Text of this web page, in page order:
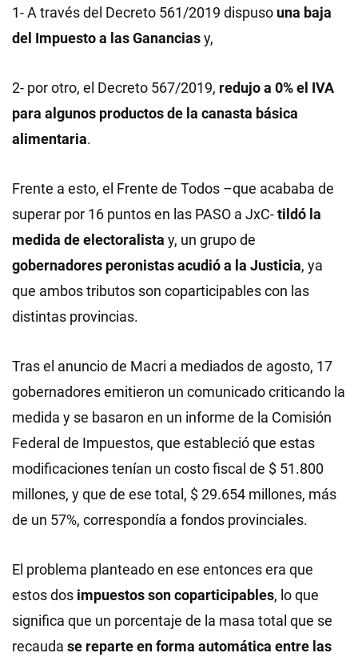
1- A través del Decreto 561/2019 dispuso una baja
del Impuesto a las Gananciasy,
2- por otro, el Decreto 567/2019, redujo a 0% el IVA
para algunos productos de la canasta básica
alimentaria.
Frente a esto, el Frente de Todos –que acababa de
superar por 16 puntos en las PASO a JxC-tildó la
medida de electoralista y, un grupo de
gobernadores peronistas acudió a la Justicia, ya
que ambos tributos son coparticipables con las
distintas provincias.
Tras el anuncio de Macri a mediados de agosto, 17
gobernadores emitieron un comunicado criticando la
medida y se basaron en un informe de la Comisión
Federal de Impuestos, que estableció que estas
modificaciones tenían un costo fiscal de $ 51.800
millones, y que de ese total, $ 29.654 millones, más
de un 57%, correspondía a fondos provinciales.
El problema planteado en ese entonces era que
estos dos impuestos son coparticipables, lo que
significa que un porcentaje de la masa total que se
recauda se reparte en forma automática entre las